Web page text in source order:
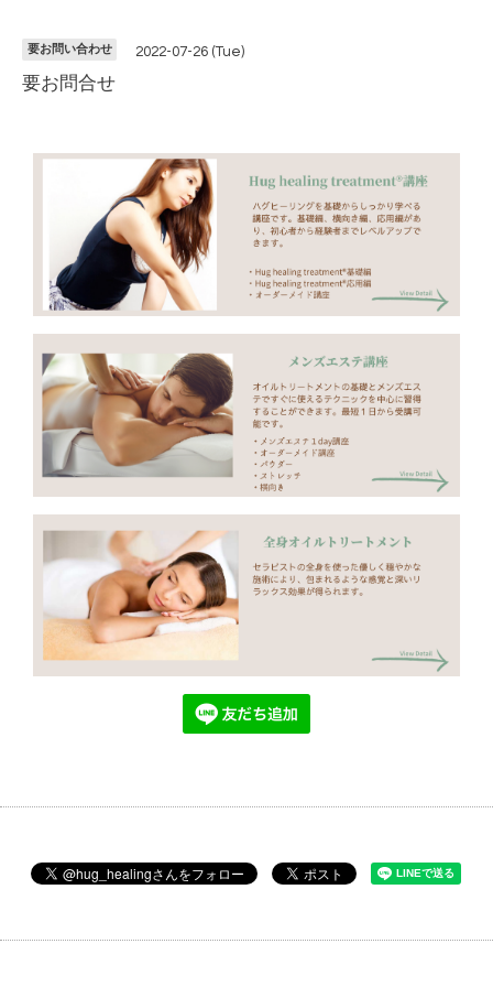
要お問い合わせ 2022-07-26 (Tue)
要お問合せ